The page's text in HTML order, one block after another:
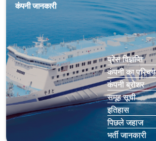
कंपनी जानकारी
प्रेस विज्ञप्ति
कंपनी का परिचय
कंपनी ब्रोशर
समूह सूची
इतिहास
पिछले जहाज
भर्ती जानकारी